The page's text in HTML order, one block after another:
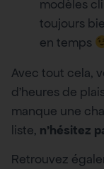
modèles
toujours
en temps
Avec tout cela,
d’heures de
manque une
liste, n’hésitez
Retrouvez